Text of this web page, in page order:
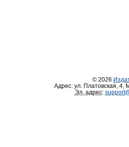
© 2026
Адрес: ул. Платовская, 4
Эл. адрес: